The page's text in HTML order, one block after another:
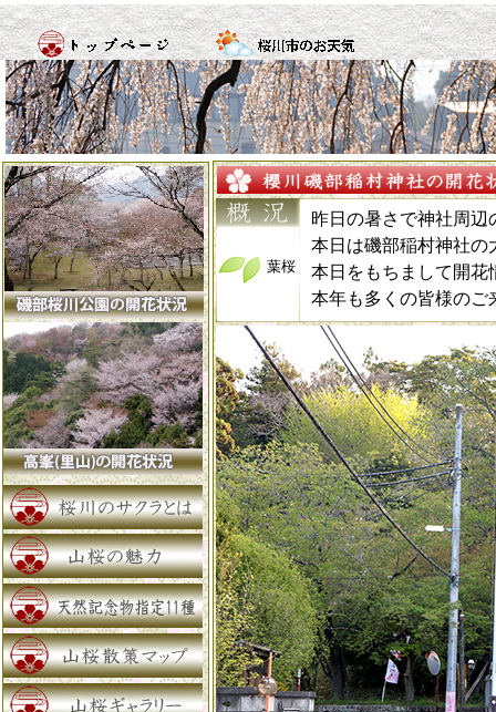
昨日の暑さで神社周
本日は磯部稲村神社の
本日をもちまして開花
本年も多くの皆様のご
葉桜